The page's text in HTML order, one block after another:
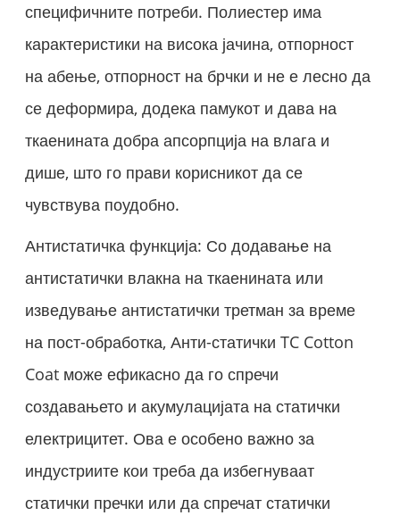
специфичните потреби. Полиестер има
карактеристики на висока јачина, отпорност
на абење, отпорност на брчки и не е лесно да
се деформира, додека памукот и дава на
ткаенината добра апсорпција на влага и
дише, што го прави корисникот да се
чувствува поудобно.
Антистатичка функција: Со додавање на
антистатички влакна на ткаенината или
изведување антистатички третман за време
на пост-обработка, Анти-статички TC Cotton
Coat може ефикасно да го спречи
создавањето и акумулацијата на статички
електрицитет. Ова е особено важно за
индустриите кои треба да избегнуваат
статички пречки или да спречат статички